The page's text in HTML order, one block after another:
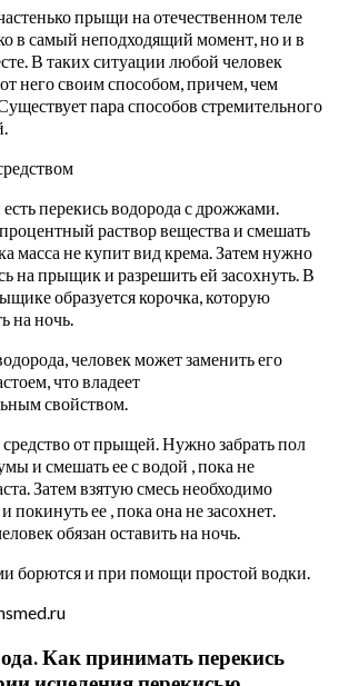
прыщи на отечественном теле
в самый неподходящий момент, но и в
В таких ситуации любой человек
него своим способом, причем, чем
пара способов стремительного
перекись водорода с дрожжами.
раствор вещества и смешать
масса не купит вид крема. Затем нужно
на прыщик и разрешить ей засохнуть. В
образуется корочка, которую
на ночь.
человек может заменить его
что владеет
свойством.
от прыщей. Нужно забрать пол
и смешать ее с водой , пока не
Затем взятую смесь необходимо
ее , пока она не засохнет.
обязан оставить на ночь.
борются и при помощи простой водки.
Как принимать перекись